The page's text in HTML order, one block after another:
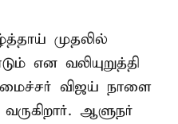
முதலில்
என வலியுறுத்தி
விஜய் நாளை
ஆளுநர்